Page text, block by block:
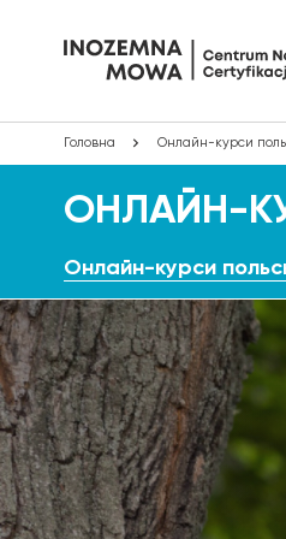
Головна Онлайн-курси
ОНЛАЙН-
Онлайн-курси